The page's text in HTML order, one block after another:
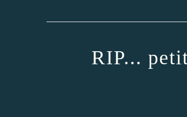
RIP...